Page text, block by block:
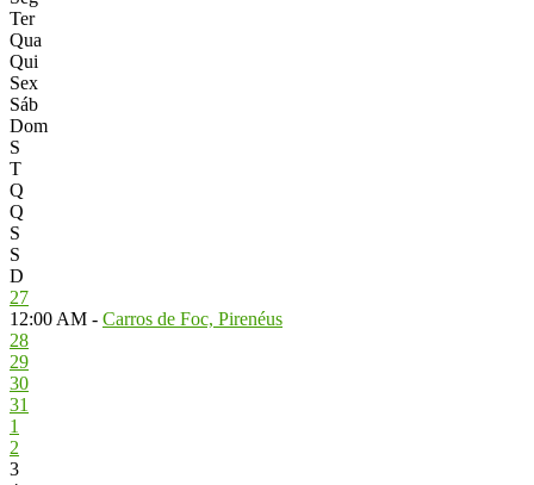
Ter
Qua
Qui
Sex
Sáb
Dom
S
T
Q
Q
S
S
D
27
12:00 AM - Carros de Foc, Pirenéus
28
29
30
31
1
2
3